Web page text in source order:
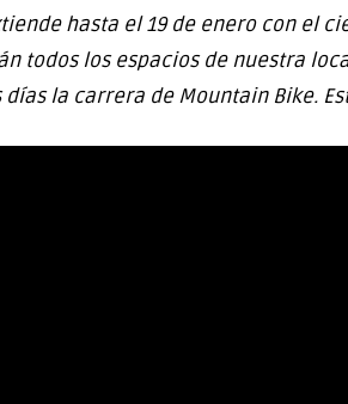
hasta el 19 de enero con el
todos los espacios de nuestra
la carrera de Mountain Bike.